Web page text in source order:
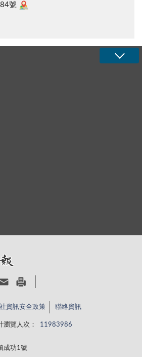
號
資訊安全政策 聯絡資訊
瀏覽人次：
11983986
成功1號